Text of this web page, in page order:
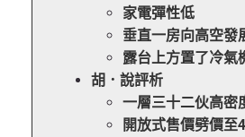
家電彈性低
垂直一房向高空發
露台上方置了冷氣
胡．說評析
一層三十二伙高密
開放式售價劈價至